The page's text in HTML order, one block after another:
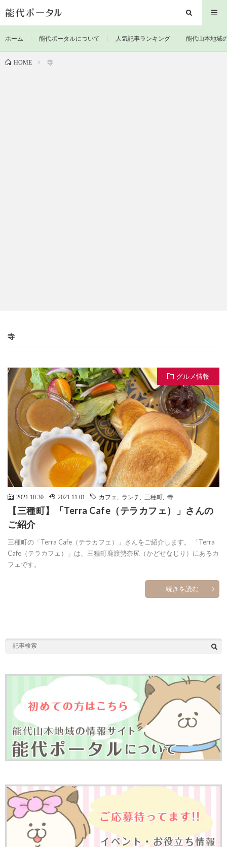
ホーム 能代ポータルについて 人気記事ランキング 能代山本地域
HOME 寺
寺
グルメ情報
2021.10.30 2021.11.01 カフェ ランチ 三種町 寺
【三種町】「Terra Cafe（テラカフェ）」さんの
ご紹介
三種町の「Terra Cafe（テラカフェ）」さんをご紹介します。 「Terra
Cafe（テラカフェ）」は、三種町鹿渡勢奈尻（かどせなじり）にあるカ
フェです。
続きを読む